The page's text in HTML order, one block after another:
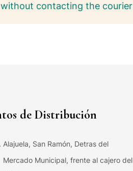
without contacting the courier
de Distribución
Alajuela, San Ramón, Detras del
Mercado Municipal, frente al cajero del